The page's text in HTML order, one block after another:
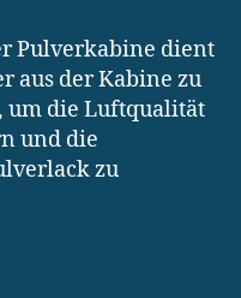
Pulverkabine dient
aus der Kabine zu
um die Luftqualität
und die
zu